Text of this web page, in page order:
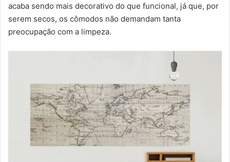
acaba sendo mais decorativo do que funcional, já que, por
serem secos, os cômodos não demandam tanta
preocupação com a limpeza.